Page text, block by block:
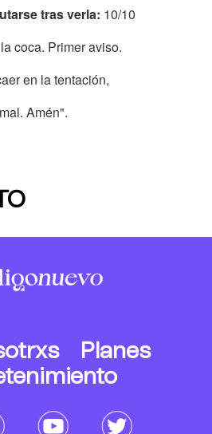
tras verla: 10/10
coca. Primer aviso.
en la tentación,
Amén".
Planes